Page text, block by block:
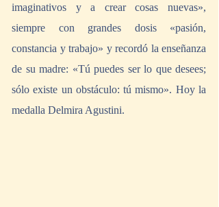
imaginativos y a crear cosas nuevas»,
siempre con grandes dosis «pasión,
constancia y trabajo» y recordó la enseñanza
de su madre: «Tú puedes ser lo que desees;
sólo existe un obstáculo: tú mismo». Hoy la
medalla Delmira Agustini.